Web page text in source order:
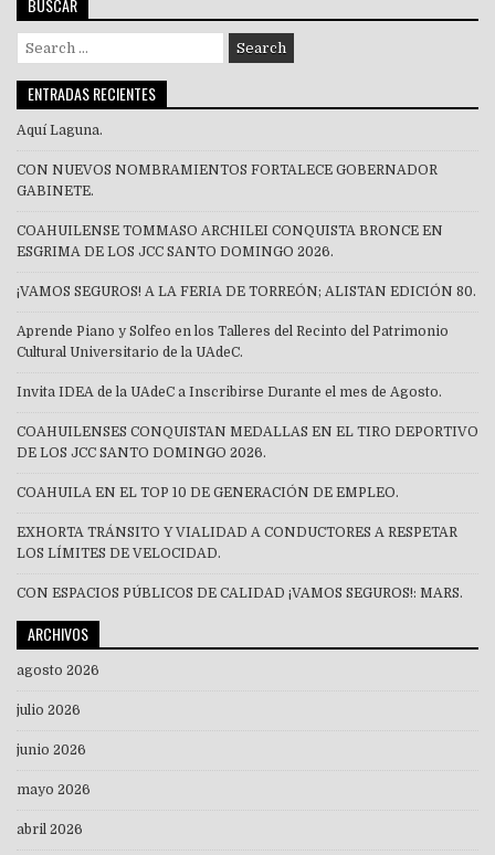
BUSCAR
Search
for:
ENTRADAS RECIENTES
Aquí Laguna.
CON NUEVOS NOMBRAMIENTOS FORTALECE GOBERNADOR
GABINETE.
COAHUILENSE TOMMASO ARCHILEI CONQUISTA BRONCE EN
ESGRIMA DE LOS JCC SANTO DOMINGO 2026.
¡VAMOS SEGUROS! A LA FERIA DE TORREÓN; ALISTAN EDICIÓN 80.
Aprende Piano y Solfeo en los Talleres del Recinto del Patrimonio
Cultural Universitario de la UAdeC.
Invita IDEA de la UAdeC a Inscribirse Durante el mes de Agosto.
COAHUILENSES CONQUISTAN MEDALLAS EN EL TIRO DEPORTIVO
DE LOS JCC SANTO DOMINGO 2026.
COAHUILA EN EL TOP 10 DE GENERACIÓN DE EMPLEO.
EXHORTA TRÁNSITO Y VIALIDAD A CONDUCTORES A RESPETAR
LOS LÍMITES DE VELOCIDAD.
CON ESPACIOS PÚBLICOS DE CALIDAD ¡VAMOS SEGUROS!: MARS.
ARCHIVOS
agosto 2026
julio 2026
junio 2026
mayo 2026
abril 2026